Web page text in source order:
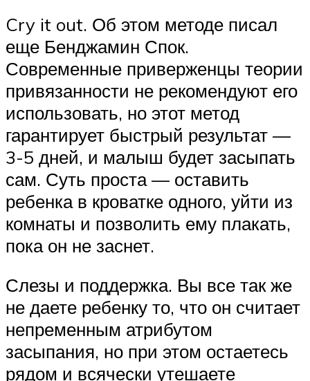
Cry it out. Об этом методе писал
еще Бенджамин Спок.
Современные приверженцы теории
привязанности не рекомендуют его
использовать, но этот метод
гарантирует быстрый результат —
3-5 дней, и малыш будет засыпать
сам. Суть проста — оставить
ребенка в кроватке одного, уйти из
комнаты и позволить ему плакать,
пока он не заснет.
Слезы и поддержка. Вы все так же
не даете ребенку то, что он считает
непременным атрибутом
засыпания, но при этом остаетесь
рядом и всячески утешаете